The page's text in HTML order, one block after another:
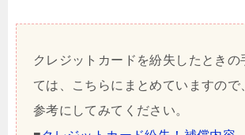
クレジットカードを紛失したときの
ては、こちらにまとめていますので
参考にしてみてください。